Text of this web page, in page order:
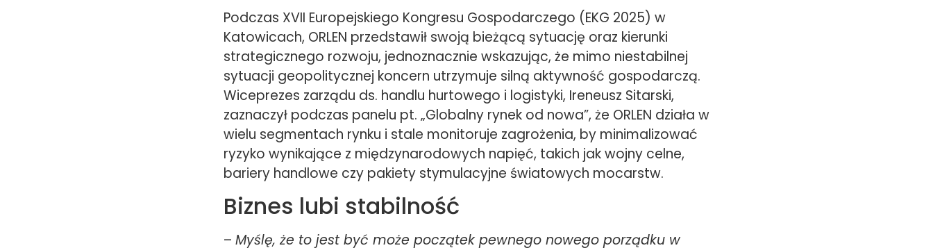
Podczas XVII Europejskiego Kongresu Gospodarczego (EKG 2025) w
Katowicach, ORLEN przedstawił swoją bieżącą sytuację oraz kierunki
strategicznego rozwoju, jednoznacznie wskazując, że mimo niestabilnej
sytuacji geopolitycznej koncern utrzymuje silną aktywność gospodarczą.
Wiceprezes zarządu ds. handlu hurtowego i logistyki, Ireneusz Sitarski,
zaznaczył podczas panelu pt. „Globalny rynek od nowa”, że ORLEN działa w
wielu segmentach rynku i stale monitoruje zagrożenia, by minimalizować
ryzyko wynikające z międzynarodowych napięć, takich jak wojny celne,
bariery handlowe czy pakiety stymulacyjne światowych mocarstw.
Biznes lubi stabilność
– Myślę, że to jest być może początek pewnego nowego porządku w